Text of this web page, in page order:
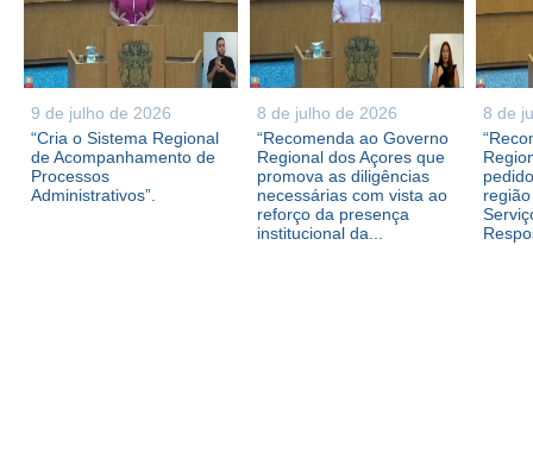
9 de julho de 2026
“Cria o Sistema Regional
de Acompanhamento de
Processos
Administrativos”.
8 de julho de 2026
“Recomenda ao Governo
Regional dos Açores que
promova as diligências
necessárias com vista ao
reforço da presença
institucional da...
8 de